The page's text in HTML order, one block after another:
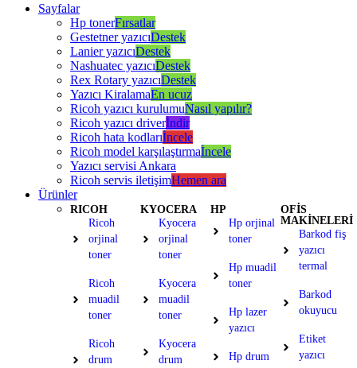
Sayfalar
Hp tonerFırsatlar
Gestetner yazıcıDestek
Lanier yazıcıDestek
Nashuatec yazıcıDestek
Rex Rotary yazıcıDestek
Yazıcı KiralamaEn ucuz
Ricoh yazıcı kurulumuNasıl yapılır?
Ricoh yazıcı driverİndir
Ricoh hata kodlarıİncele
Ricoh model karşılaştırmaİncele
Yazıcı servisi Ankara
Ricoh servis iletişimHemen ara
Ürünler
RICOH
Ricoh
orjinal
toner
Ricoh
muadil
toner
Ricoh
drum
KYOCERA
Kyocera
orjinal
toner
Kyocera
muadil
toner
Kyocera
drum
HP
Hp orjinal
toner
Hp muadil
toner
Hp lazer
yazıcı
Hp drum
OFİS
MAKİNELERİ
Barkod fiş
yazıcı
termal
Barkod
okuyucu
Etiket
yazıcı